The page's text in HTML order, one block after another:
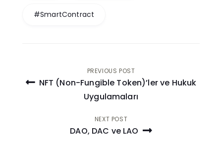
#SmartContract
Post
navigation
PREVIOUS POST
NFT (Non-Fungible Token)’ler ve Hukuk
Uygulamaları
NEXT POST
DAO, DAC ve LAO